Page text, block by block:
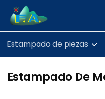
Estampado de piezas
Estampado De